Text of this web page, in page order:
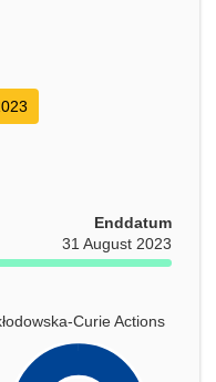
Enddatum
31 August 2023
Curie Actions